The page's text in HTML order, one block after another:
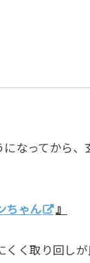
なってから、
ちゃん 』
く取り回しが